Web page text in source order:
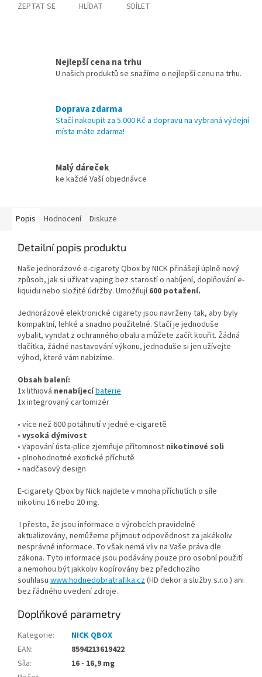
ZEPTAT SE HLÍDAT SDÍLET
Nejlepší cena na trhu
U našich produktů se snažíme o nejlepší cenu na trhu.
Doprava zdarma
Stačí nakoupit za 5.000 Kč a dopravu na vybraná výdejní
místa máte zdarma!
Malý dáreček
ke každé Vaší objednávce
Popis Hodnocení Diskuze
Detailní popis produktu
Naše jednorázové e-cigarety Qbox by NICK přinášejí úplně nový
způsob, jak si užívat vaping bez starostí o nabíjení, doplňování e-
liquidu nebo složité údržby. Umožňují 600 potažení.
Jednorázové elektronické cigarety jsou navrženy tak, aby byly
kompaktní, lehké a snadno použitelné. Stačí je jednoduše
vybalit, vyndat z ochranného obalu a můžete začít kouřit. Žádná
tlačítka, žádné nastavování výkonu, jednoduše si jen užívejte
výhod, které vám nabízíme.
Obsah balení:
1x lithiová nenabíjecíbaterie
1x integrovaný cartomizér
• více než 600 potáhnutí v jedné e-cigaretě
• vysoká dýmivost
• vapování ústa-plíce zjemňuje přítomnost nikotinové soli
• plnohodnotné exotické příchutě
• nadčasový design
E-cigarety Qbox by Nick najdete v mnoha příchutích o síle
nikotinu 16 nebo 20 mg.
I přesto, že jsou informace o výrobcích pravidelně
aktualizovány, nemůžeme přijmout odpovědnost za jakékoliv
nesprávné informace. To však nemá vliv na Vaše práva dle
zákona. Tyto informace jsou podávány pouze pro osobní použití
a nemohou být jakkoliv kopírovány bez předchozího
souhlasu www.hodnedobratrafika.cz(HD dekor a služby s.r.o.) ani
bez řádného uvedení zdroje.
Doplňkové parametry
Kategorie:
NICK QBOX
EAN:
8594213619422
Síla:
16 - 16,9 mg